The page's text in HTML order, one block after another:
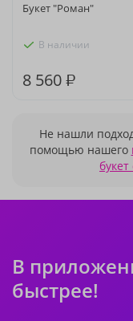
Букет "Роман"
В наличии
8 560 ₽
Не нашли
помощью нашего
В
быстрее!